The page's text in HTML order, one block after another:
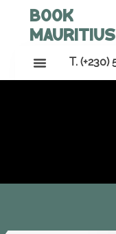
Book
Mauritius
T. (+230)